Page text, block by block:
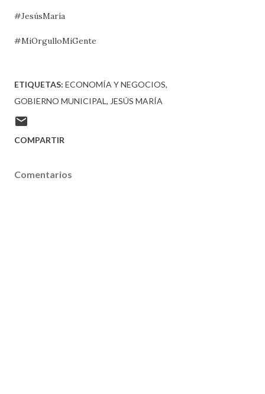
#JesúsMaría
#MiOrgulloMiGente
ETIQUETAS: ECONOMÍA Y NEGOCIOS
GOBIERNO MUNICIPAL
JESÚS MARÍA
COMPARTIR
Comentarios